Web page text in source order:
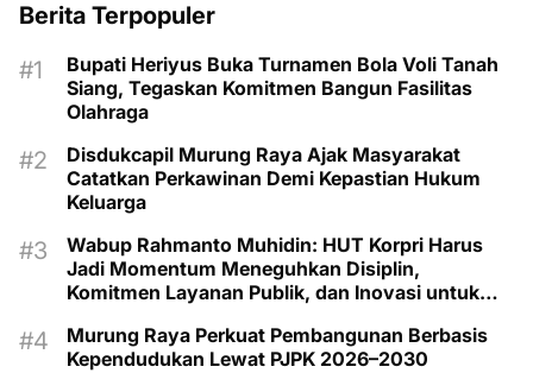
Berita Terpopuler
Bupati Heriyus Buka Turnamen Bola Voli Tanah
Siang, Tegaskan Komitmen Bangun Fasilitas
Olahraga
Disdukcapil Murung Raya Ajak Masyarakat
Catatkan Perkawinan Demi Kepastian Hukum
Keluarga
Wabup Rahmanto Muhidin: HUT Korpri Harus
Jadi Momentum Meneguhkan Disiplin,
Komitmen Layanan Publik, dan Inovasi untuk
Murung Raya Perkuat Pembangunan Berbasis
Kependudukan Lewat PJPK 2026–2030